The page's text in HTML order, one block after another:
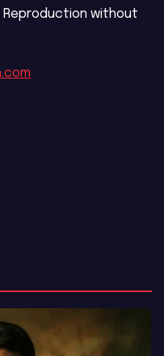
Reproduction without